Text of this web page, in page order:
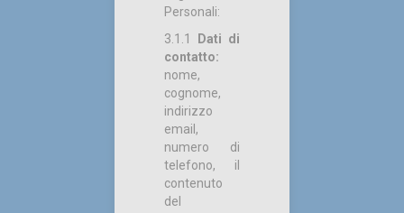
Personali:
3.1.1
Dati di
contatto:
nome,
cognome,
indirizzo
email,
numero di
telefono, il
contenuto
del